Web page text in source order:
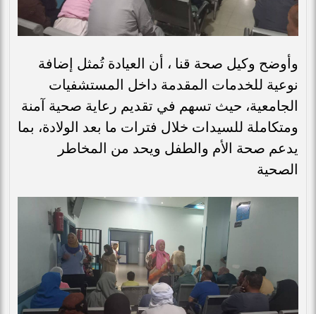
وأوضح وكيل صحة قنا ، أن العيادة تُمثل إضافة
نوعية للخدمات المقدمة داخل المستشفيات
الجامعية، حيث تسهم في تقديم رعاية صحية آمنة
ومتكاملة للسيدات خلال فترات ما بعد الولادة، بما
يدعم صحة الأم والطفل ويحد من المخاطر
الصحية